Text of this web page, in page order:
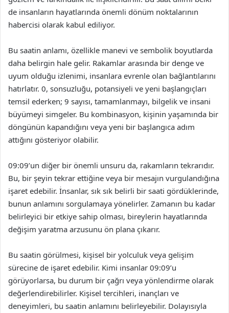
de insanların hayatlarında önemli dönüm noktalarının
habercisi olarak kabul ediliyor.
Bu saatin anlamı, özellikle manevi ve sembolik boyutlarda
daha belirgin hale gelir. Rakamlar arasında bir denge ve
uyum olduğu izlenimi, insanlara evrenle olan bağlantılarını
hatırlatır. 0, sonsuzluğu, potansiyeli ve yeni başlangıçları
temsil ederken; 9 sayısı, tamamlanmayı, bilgelik ve insani
büyümeyi simgeler. Bu kombinasyon, kişinin yaşamında bir
döngünün kapandığını veya yeni bir başlangıca adım
attığını gösteriyor olabilir.
09:09’un diğer bir önemli unsuru da, rakamların tekrarıdır.
Bu, bir şeyin tekrar ettiğine veya bir mesajın vurgulandığına
işaret edebilir. İnsanlar, sık sık belirli bir saati gördüklerinde,
bunun anlamını sorgulamaya yönelirler. Zamanın bu kadar
belirleyici bir etkiye sahip olması, bireylerin hayatlarında
değişim yaratma arzusunu ön plana çıkarır.
Bu saatin görülmesi, kişisel bir yolculuk veya gelişim
sürecine de işaret edebilir. Kimi insanlar 09:09’u
görüyorlarsa, bu durum bir çağrı veya yönlendirme olarak
değerlendirebilirler. Kişisel tercihleri, inançları ve
deneyimleri, bu saatin anlamını belirleyebilir. Dolayısıyla